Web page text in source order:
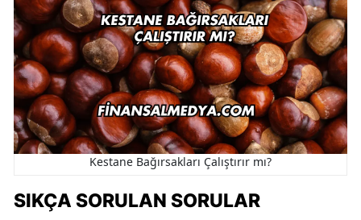
Kestane Bağırsakları Çalıştırır mı?
SIKÇA SORULAN SORULAR